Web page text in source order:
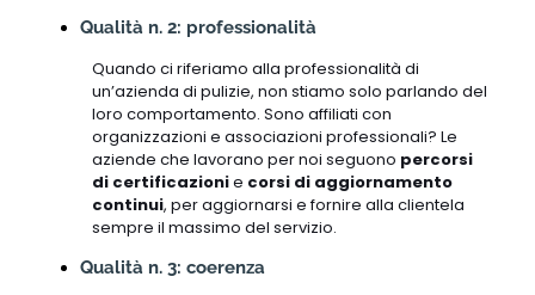
Qualità n. 2: professionalità
Quando ci riferiamo alla professionalità di
un’azienda di pulizie, non stiamo solo parlando del
loro comportamento. Sono affiliati con
organizzazioni e associazioni professionali? Le
aziende che lavorano per noi seguono percorsi
di certificazionie corsi di aggiornamento
continui, per aggiornarsi e fornire alla clientela
sempre il massimo del servizio.
Qualità n. 3: coerenza